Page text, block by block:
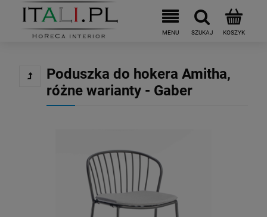
Poduszka do hokera Amitha,
różne warianty - Gaber